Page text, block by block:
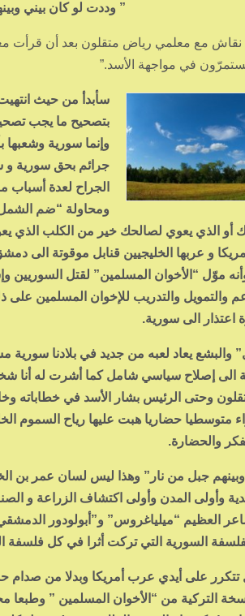
” وددت لو كان بيني
مع معلمي رياض متقلون بعد أن قرأت
في مواجهة الأسد.”
سأبدأ من حيث
بتصحيح ما يجب
وإنما سورية وشعبها
جرائم بحق سورية و
الجراح لعدة أسباب
ومحاولة “ضم
أو الذي يعوي لصالحك خير من الكلب الذي
و عربها الخليجيين قنابل موقوتة الى
موّل “الأخوان المسلمين” لقتل
والتمويل والتدريب للإخوان المسلمين
اعتذار الى سورية.
والبشع يعاد لعبه من جديد في بلادنا
الى إصلاح سياسي شامل كما أشرت له أنا
وحتى الرئيس بشار الأسد في خطاباته
متوسطيا حضاريا هبت عليها رياح السموم
والحضارة.
جبل من نار” وهذا ليس لسان عمر
وأولى المدن وأولى اكتشاف الزراعة و
العظيم “ميلياغروس” و”أبولودور
السورية التي تركت أثرا في كل فلسفة
تتكرر على أيدي عرب أمريكا وبدلا من صدام
التركية من “الأخوان المسلمين ”